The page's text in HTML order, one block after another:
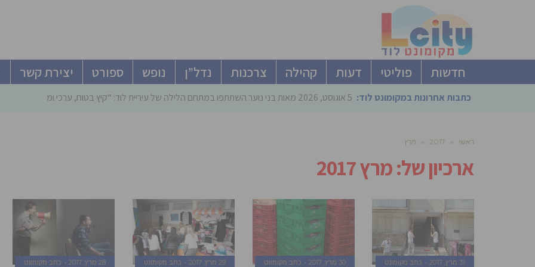
חדשות פוליטי דעות קהילה צרכנות נדל”ן נופש ספורט יצירת קשר
כתבות אחרונות במקומונט לוד: 5 אוגוסט, 2026 מאות בני נוער השתתפו במתחם הלילה של עיריית לוד: “קיץ בטוח, ערכי ומהנה”
ראשי »
2017
» מרץ
ארכיון של:מרץ 2017
31 מרץ, 2017 כתב מקומונט 30 מרץ, 2017 כתב מקומונט 29 מרץ, 2017 כתב מקומונט 28 מרץ, 2017 כתב מקומונט